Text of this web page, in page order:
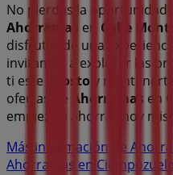
No pierdas la oportunidad
Ahorramas
en Calle
disfrutar de una
invitamos a explorar las
ti este
agosto y
ofertas de Ahorramas en
empieza a ahorrar hoy
Más información de
Ahorramas en